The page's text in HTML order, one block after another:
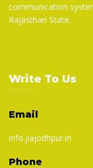
communication
Rajasthan State.
Write To Us
Email
info.jiajodhpur.in
Phone